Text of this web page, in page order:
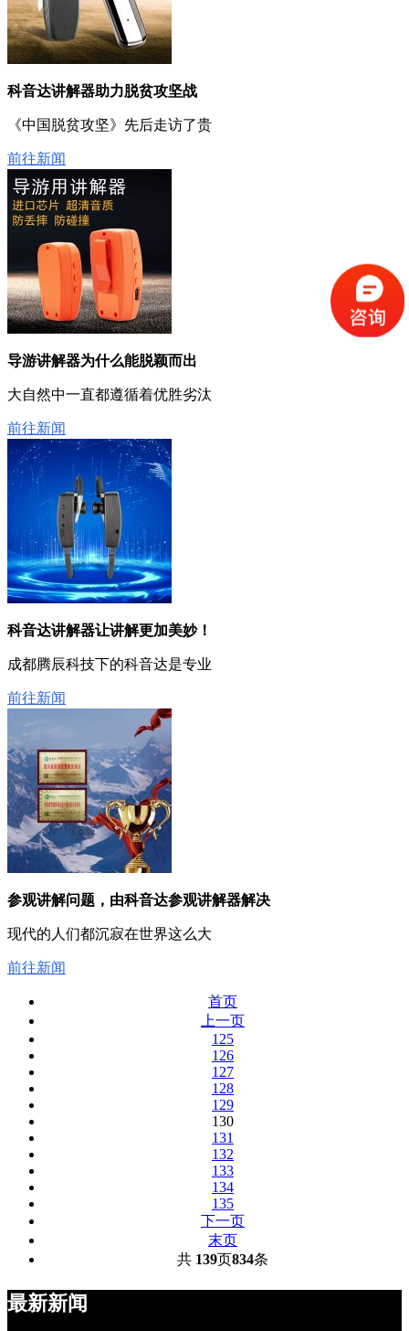
科音达讲解器助力脱贫攻坚战
《中国脱贫攻坚》先后走访了贵
前往新闻
导游讲解器为什么能脱颖而出
大自然中一直都遵循着优胜劣汰
前往新闻
科音达讲解器让讲解更加美妙！
成都腾辰科技下的科音达是专业
前往新闻
参观讲解问题，由科音达参观讲解器解决
现代的人们都沉寂在世界这么大
前往新闻
首页
上一页
125
126
127
128
129
130
131
132
133
134
135
下一页
末页
共 139页834条
最新新闻